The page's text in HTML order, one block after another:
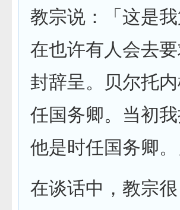
教宗说：「这是
在也许有人会去
封辞呈。贝尔托
任国务卿。当初
他是时任国务卿。
在谈话中，教宗